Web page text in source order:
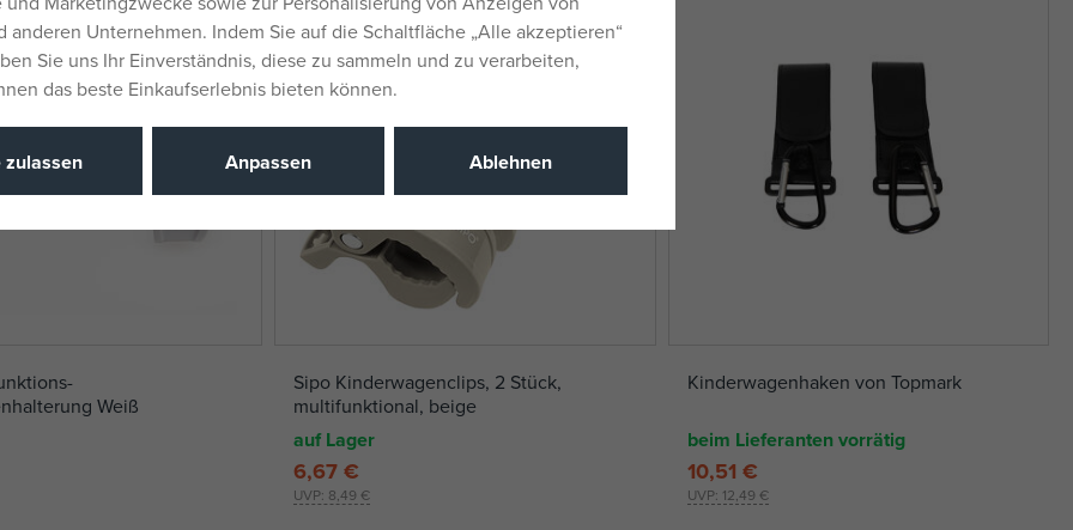
Weiß
Sipo Kinderwagenclips, 2 Stück,
multifunktional, beige
auf Lager
UVP: 8,49 €
6,67 €
Kinderwagenhaken von Topmark
beim Lieferanten vorrätig
UVP: 12,49 €
10,51 €
anderen Unternehmen. Indem Sie auf die Schaltfläche „Alle akzeptieren“
Sie uns Ihr Einverständnis, diese zu sammeln und zu verarbeiten,
das beste Einkaufserlebnis bieten können.
zulassen Anpassen Ablehnen